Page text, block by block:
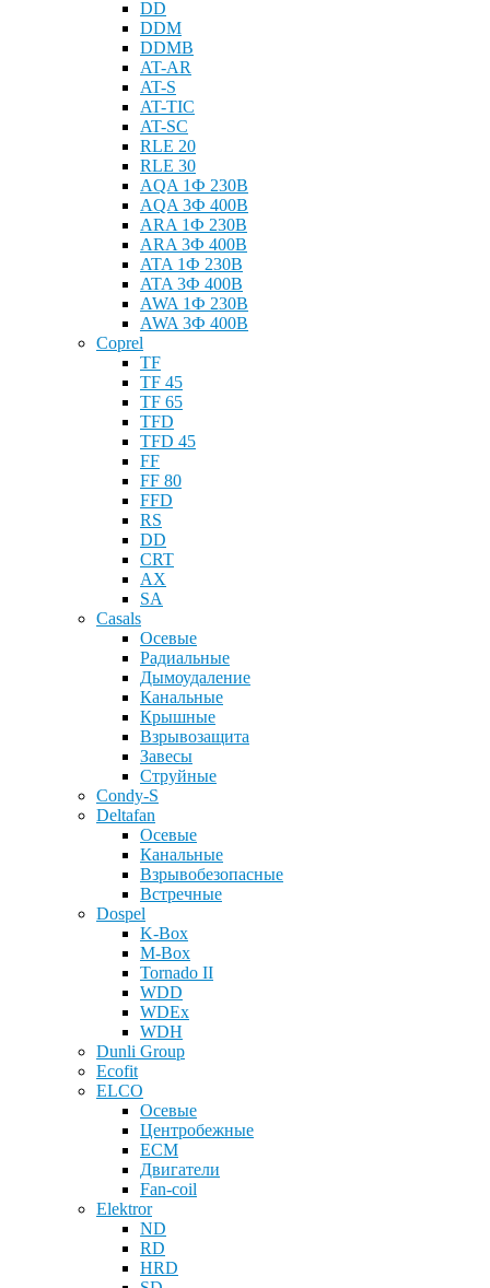
DD
DDM
DDMB
AT-AR
AT-S
AT-TIC
AT-SC
RLE 20
RLE 30
AQA 1Ф 230В
AQA 3Ф 400В
ARA 1Ф 230В
ARA 3Ф 400В
ATA 1Ф 230В
ATA 3Ф 400В
AWA 1Ф 230В
AWA 3Ф 400В
Coprel
TF
TF 45
TF 65
TFD
TFD 45
FF
FF 80
FFD
RS
DD
CRT
AX
SA
Casals
Осевые
Радиальные
Дымоудаление
Канальные
Крышные
Взрывозащита
Завесы
Струйные
Condy-S
Deltafan
Осевые
Канальные
Взрывобезопасные
Встречные
Dospel
K-Box
M-Box
Tornado II
WDD
WDEx
WDH
Dunli Group
Ecofit
ELCO
Осевые
Центробежные
ECM
Двигатели
Fan-coil
Elektror
ND
RD
HRD